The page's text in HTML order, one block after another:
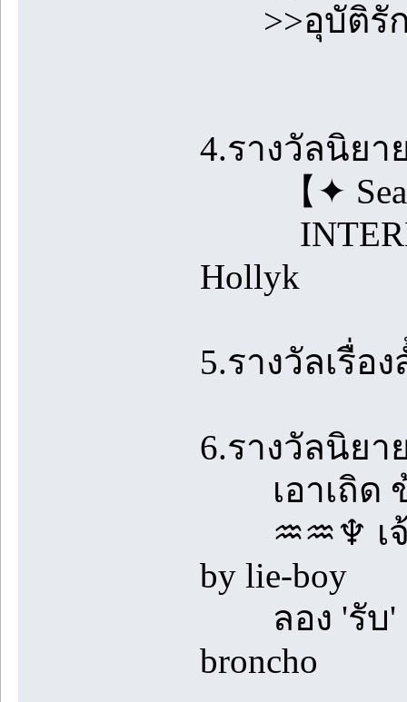
>>อุบัติรักฟี
4.รางวัลนิย
【✦ Sea
Hollyk
5.รางวัลเรื่อ
6.รางวัลนิยา
เอาเถิด ข้
♒♒♆ เจ้า
by lie-boy
ลอง 'รับ' ดู
broncho